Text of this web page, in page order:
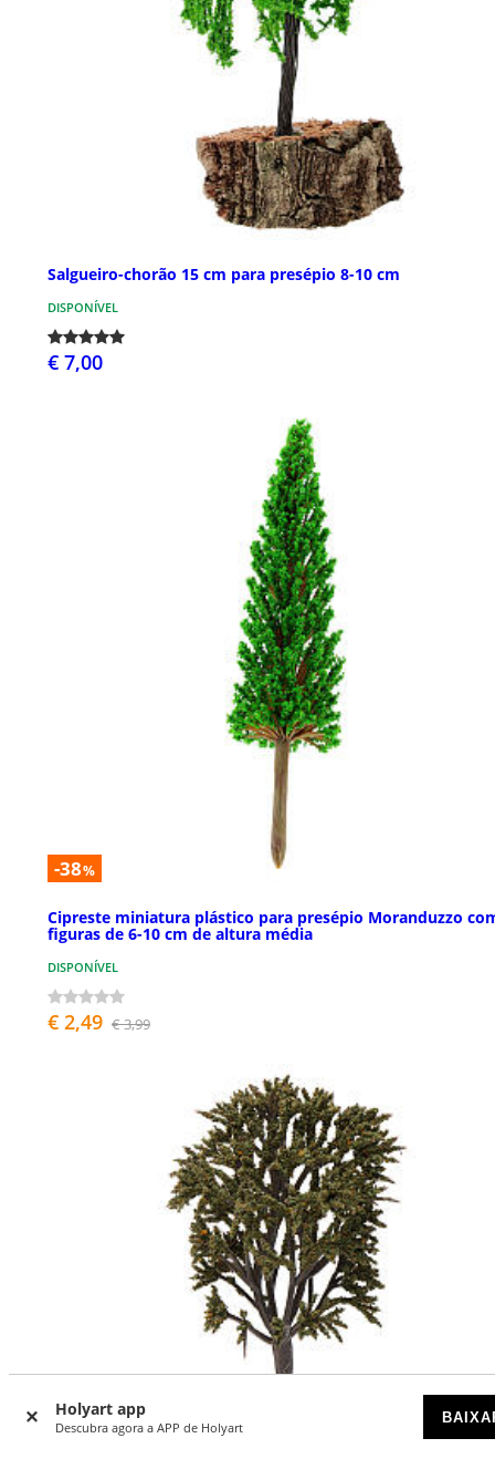
Holyart app
Descubra agora a APP de Holyart
Salgueiro-chorão 15 cm para presépio 8-10 cm
DISPONÍVEL
€ 7,00
-38%
Cipreste miniatura plástico para presépio Moranduzzo
figuras de 6-10 cm de altura média
DISPONÍVEL
€ 2,49 € 3,99